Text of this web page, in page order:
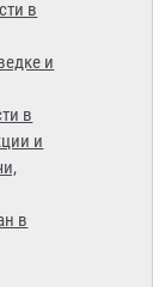
в
и
в
и
в